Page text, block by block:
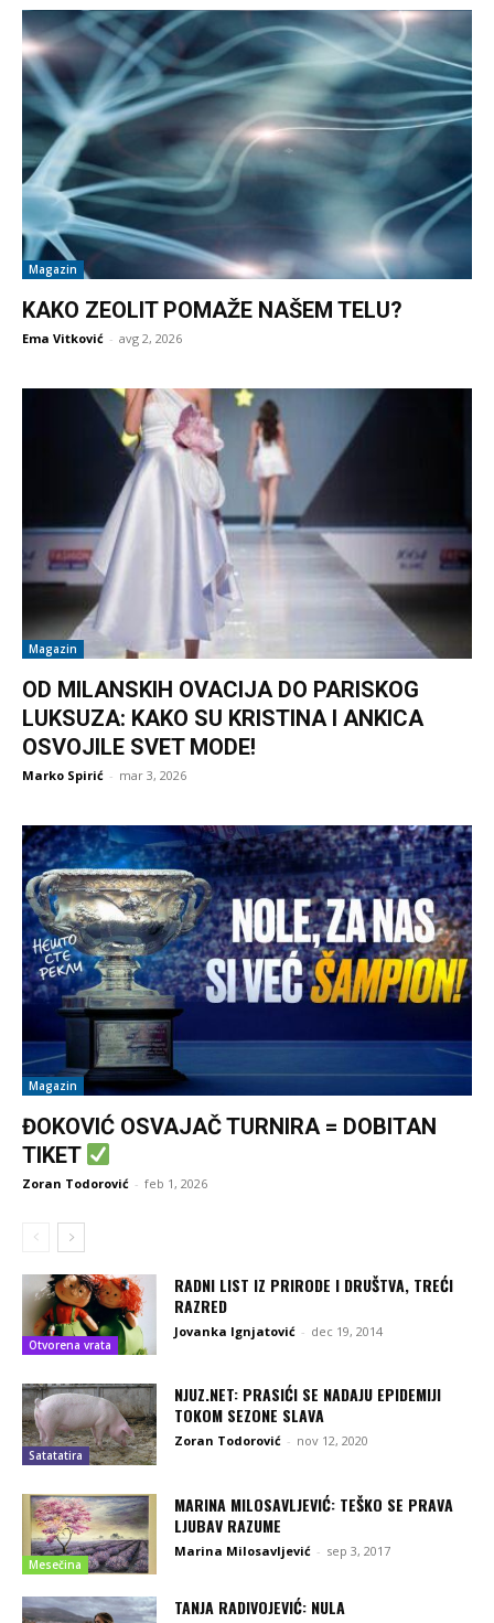
Magazin
KAKO ZEOLIT POMAŽE NAŠEM TELU?
Ema Vitković - avg 2, 2026
Magazin
OD MILANSKIH OVACIJA DO PARISKOG
LUKSUZA: KAKO SU KRISTINA I ANKICA
OSVOJILE SVET MODE!
Marko Spirić - mar 3, 2026
Magazin
ĐOKOVIĆ OSVAJAČ TURNIRA = DOBITAN
TIKET
Zoran Todorović - feb 1, 2026
Otvorena vrata
RADNI LIST IZ PRIRODE I DRUŠTVA, TREĆI
RAZRED
Jovanka Ignjatović - dec 19, 2014
Satatatira
NJUZ.NET: PRASIĆI SE NADAJU EPIDEMIJI
TOKOM SEZONE SLAVA
Zoran Todorović - nov 12, 2020
Mesečina
MARINA MILOSAVLJEVIĆ: TEŠKO SE PRAVA
LJUBAV RAZUME
Marina Milosavljević - sep 3, 2017
TANJA RADIVOJEVIĆ: NULA